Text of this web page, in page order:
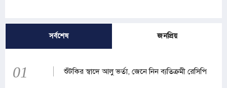
সর্বশেষ জনপ্রিয়
01 শুঁটকির স্বাদে আলু ভর্তা, জেনে নিন ব্যতিক্রমী রেসিপি